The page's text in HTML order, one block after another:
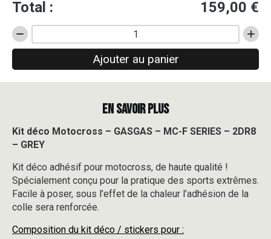
Total : 159,00 €
quantité
de
déco
Motocross
MC-
F
-
2DR8
-
GREY
Ajouter au panier
EN SAVOIR PLUS
Kit déco Motocross – GASGAS – MC-F SERIES – 2DR8
– GREY
Kit déco adhésif pour motocross, de haute qualité !
Spécialement conçu pour la pratique des sports extrêmes.
Facile à poser, sous l’effet de la chaleur l’adhésion de la
colle sera renforcée.
Composition du kit déco / stickers pour :